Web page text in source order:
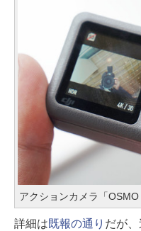
アクションカメラ「OSMO
詳細は既報の通り だが